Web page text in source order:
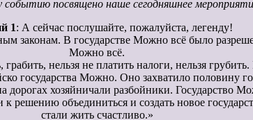
посвящено наше сегодняшнее
1: А сейчас послушайте, пожалуйста, легенду!
В государстве Можно всё было
Можно всё.
нельзя не платить налоги, нельзя
государства Можно. Оно захватило половину
дорогах хозяйничали разбойники.
объединиться и создать новое
стали жить счастливо.»